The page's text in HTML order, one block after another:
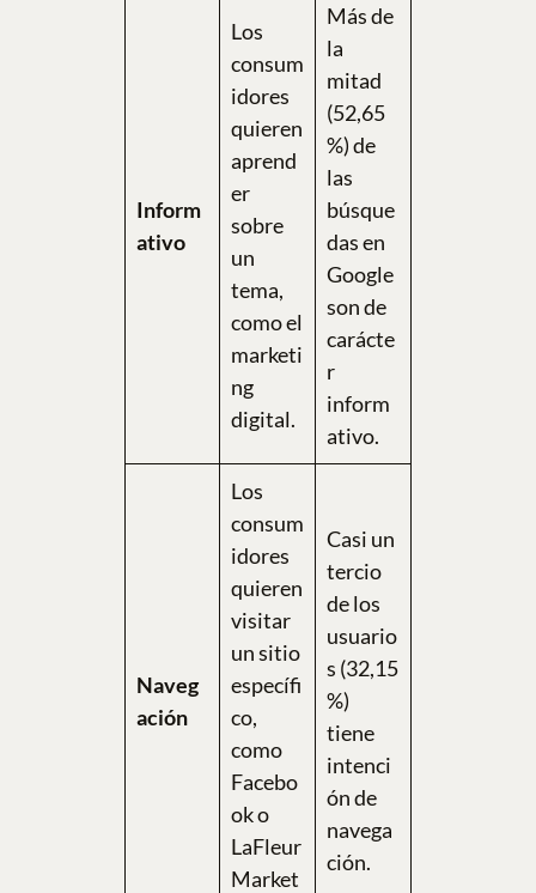
Inform
ativo
Los
consum
idores
quieren
aprend
er
sobre
un
tema,
como el
marketi
ng
digital.
Más de
la
mitad
(52,65
%) de
las
búsque
das en
Google
son de
carácte
r
inform
ativo.
Naveg
ación
Los
consum
idores
quieren
visitar
un sitio
específi
co,
como
Facebo
ok o
LaFleur
Market
Casi un
tercio
de los
usuario
s (32,15
%)
tiene
intenci
ón de
navega
ción.